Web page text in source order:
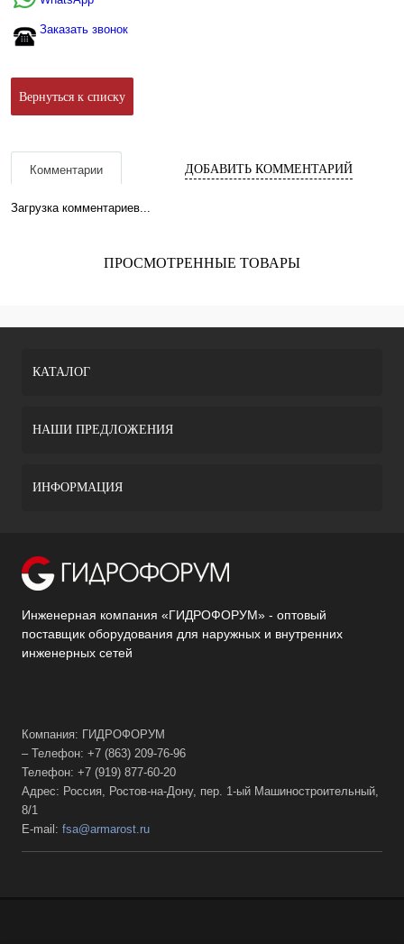
Заказать звонок
Вернуться к списку
Комментарии ДОБАВИТЬ КОММЕНТАРИЙ
Загрузка комментариев...
ПРОСМОТРЕННЫЕ ТОВАРЫ
КАТАЛОГ
НАШИ ПРЕДЛОЖЕНИЯ
ИНФОРМАЦИЯ
Инженерная компания «ГИДРОФОРУМ» - оптовый
поставщик оборудования для наружных и внутренних
инженерных сетей
Компания: ГИДРОФОРУМ
– Телефон: +7 (863) 209-76-96
Телефон: +7 (919) 877-60-20
Адрес: Россия, Ростов-на-Дону, пер. 1-ый Машиностроительный,
8/1
E-mail: fsa@armarost.ru